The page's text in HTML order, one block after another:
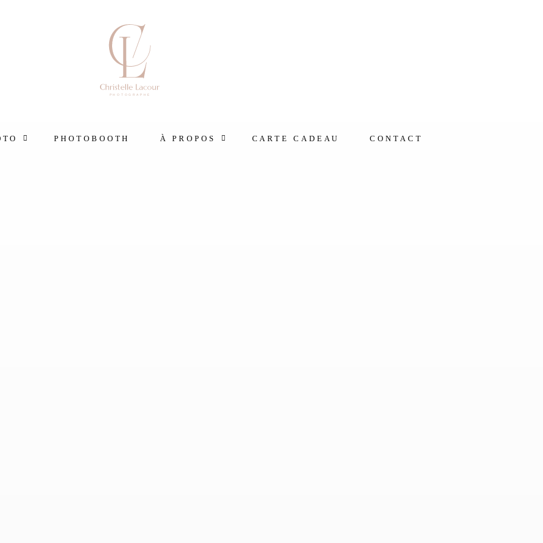
PHOTOBOOTH À PROPOS CARTE CADEAU CONTACT